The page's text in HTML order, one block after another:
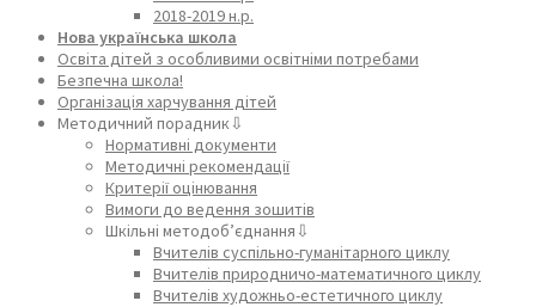
2018-2019 н.р.
Нова українська школа
Освіта дітей з особливими освітніми потребами
Безпечна школа!
Організація харчування дітей
Методичний порадник⇩
Нормативні документи
Методичні рекомендації
Критерії оцінювання
Вимоги до ведення зошитів
Шкільні методоб’єднання⇩
Вчителів суспільно-гуманітарного циклу
Вчителів природничо-математичного циклу
Вчителів художньо-естетичного циклу